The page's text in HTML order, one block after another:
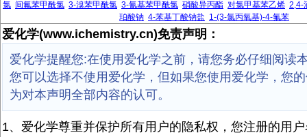
氯 间氟苯甲酰氯 3-溴苯甲酰氯 3-氰基苯甲酰氯 硝酸异丙酯 对氯甲基苯乙烯 2,4-
珀酸钠 4-苯基丁酸钠盐 1-(3-氯丙氧基)-4-氟苯
爱化学(www.ichemistry.cn)免责声明：
爱化学提醒您:在使用爱化学之前，请您务必仔细阅读
您可以选择不使用爱化学，但如果您使用爱化学，您
为对本声明全部内容的认可。
1、爱化学尊重并保护所有用户的隐私权，您注册的用